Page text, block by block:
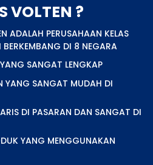
VOLTEN ?
ADALAH PERUSAHAAN KELAS
DI 8 NEGARA
SANGAT LENGKAP
YANG SANGAT MUDAH DI
DI PASARAN DAN SANGAT DI
YANG MENGGUNAKAN